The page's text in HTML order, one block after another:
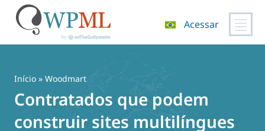
Acessar
Início » Woodmart
Contratados que podem
construir sites multilíngues